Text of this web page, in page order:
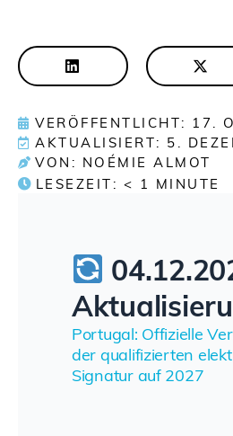
VERÖFFENTLICHT: 17.
AKTUALISIERT: 5.
VON: NOÉMIE ALMOT
LESEZEIT: < 1 MINUTE
Portugal: Offizielle
der qualifizierten
Signatur auf 2027